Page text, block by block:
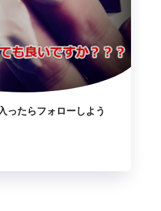
ったらフォローしよう